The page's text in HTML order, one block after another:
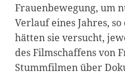
Frauenbewegung, um
Verlauf eines Jahres,
hätten sie versucht,
des Filmschaffens von
Stummfilmen über